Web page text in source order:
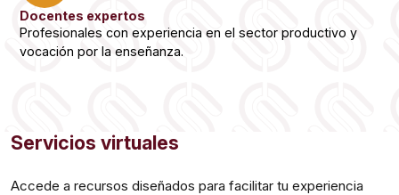
Docentes expertos
Profesionales con experiencia en el sector productivo y
vocación por la enseñanza.
Servicios virtuales
Accede a recursos diseñados para facilitar tu experiencia